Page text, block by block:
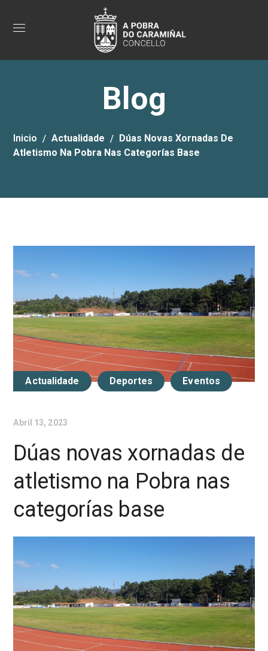
Blog
Inicio Actualidade
Dúas Novas Xornadas De
Atletismo Na Pobra Nas Categorías Base
Actualidade Deportes Eventos
Abril 13, 2023
Dúas novas xornadas de
atletismo na Pobra nas
categorías base